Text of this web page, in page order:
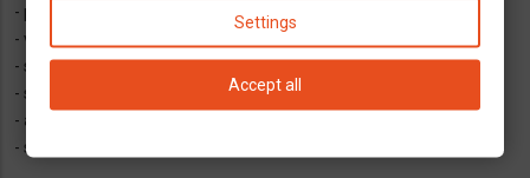
- pontos fizetés, igény szerint havonta 2 részletben
- világszínvonalú, modern munkakörnyezet
- stabil, korrekt es hosszútávú munkahely
- segítünk a beilleszkedésben
- a munkavállaló a persona service alkalmazottja lesz,
- szállás a munkahelyhez közel, egyágyas szobákban
Settings
Accept all